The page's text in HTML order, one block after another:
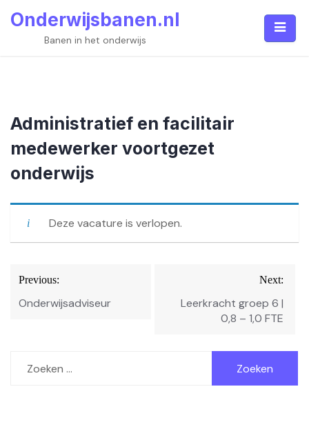
Onderwijsbanen.nl
Banen in het onderwijs
Administratief en facilitair
medewerker voortgezet
onderwijs
Deze vacature is verlopen.
Bericht
navigatie
Previous:
Onderwijsadviseur
Next:
Leerkracht groep 6 |
0,8 – 1,0 FTE
naar: